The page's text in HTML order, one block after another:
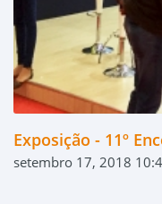
Exposição - 11º
setembro 17, 2018